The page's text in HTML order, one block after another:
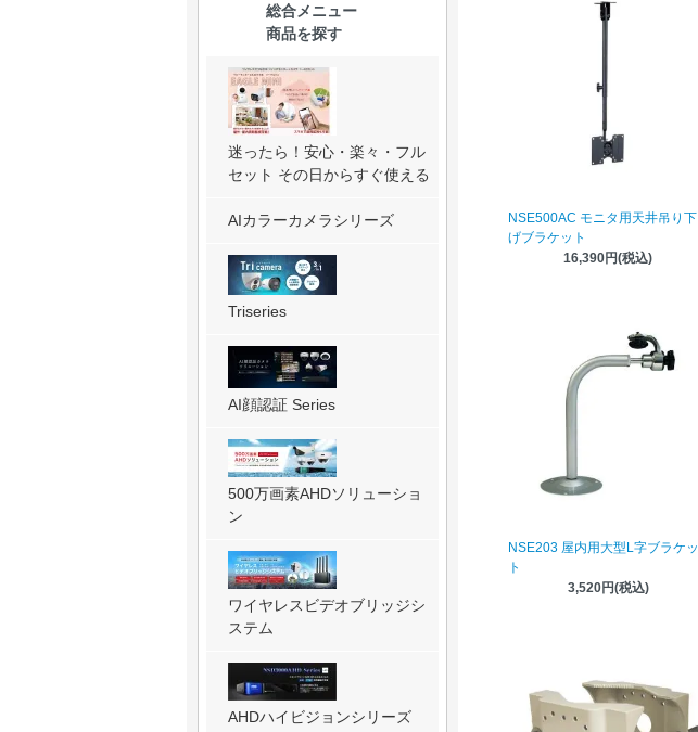
NSE500AC モニタ用天井吊り下
げブラケット
16,390円(税込)
NSE203 屋内用大型L字ブラケッ
ト
3,520円(税込)
総合メニュー
商品を探す
迷ったら！安心・楽々・フル
セット その日からすぐ使える
AIカラーカメラシリーズ
Triseries
AI顔認証 Series
500万画素AHDソリューショ
ン
ワイヤレスビデオブリッジシ
ステム
AHDハイビジョンシリーズ